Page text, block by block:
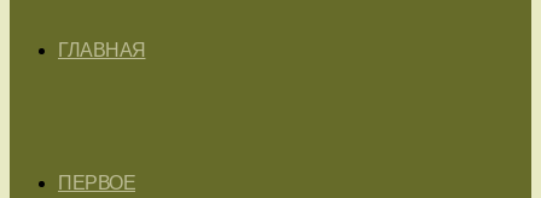
ГЛАВНАЯ
ПЕРВОЕ